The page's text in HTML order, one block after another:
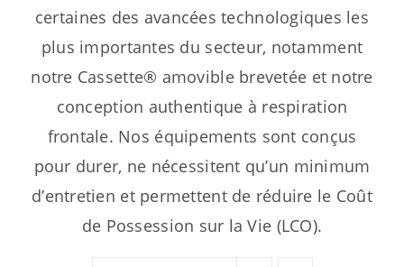
certaines des avancées technologiques les
plus importantes du secteur, notamment
notre Cassette® amovible brevetée et notre
conception authentique à respiration
frontale. Nos équipements sont conçus
pour durer, ne nécessitent qu’un minimum
d’entretien et permettent de réduire le Coût
de Possession sur la Vie (LCO).